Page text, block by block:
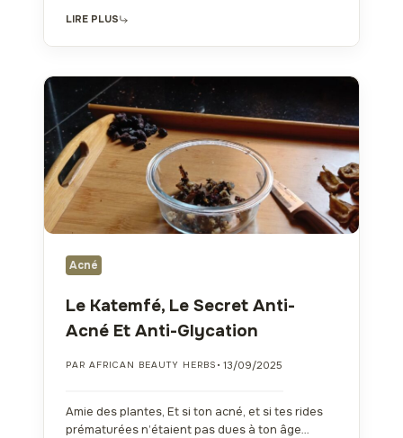
LIRE PLUS
Acné
Le Katemfé, Le Secret Anti-
Acné Et Anti-Glycation
PAR AFRICAN BEAUTY HERBS • 13/09/2025
Amie des plantes, Et si ton acné, et si tes rides
prématurées n’étaient pas dues à ton âge…